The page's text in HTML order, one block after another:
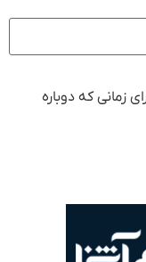
زمانی که دوباره